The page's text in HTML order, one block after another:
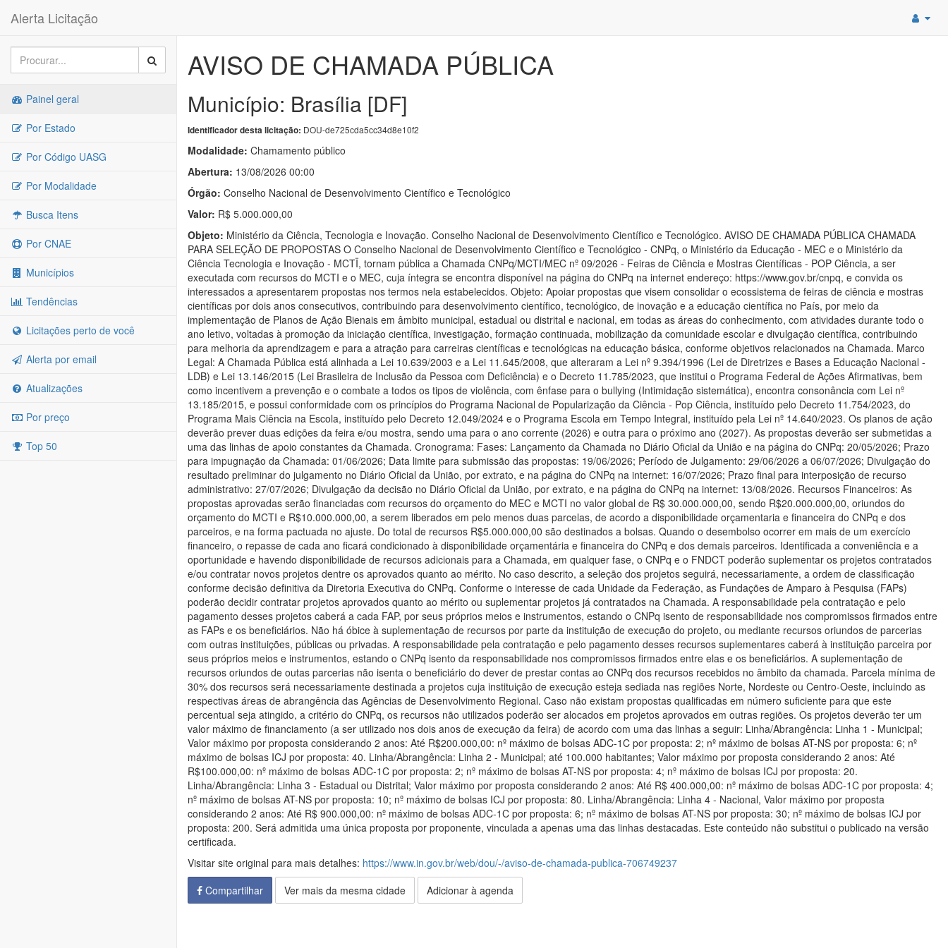
Alerta Licitação
Painel geral
Por Estado
Por Código UASG
Por Modalidade
Busca Itens
Por CNAE
Municípios
Tendências
Licitações perto de você
Alerta por email
Atualizações
Por preço
Top 50
AVISO DE CHAMADA PÚBLICA
Município: Brasília [DF]
Identificador desta licitação: DOU-de725cda5cc34d8e10f2
Modalidade: Chamamento público
Abertura: 13/08/2026 00:00
Órgão: Conselho Nacional de Desenvolvimento Científico e Tecnológico
Valor: R$ 5.000.000,00
Objeto: Ministério da Ciência, Tecnologia e Inovação. Conselho Nacional de Desenvolvimento Científico e Tecnológico. AVISO DE CHAMADA PÚBLICA CHAMADA
PARA SELEÇÃO DE PROPOSTAS O Conselho Nacional de Desenvolvimento Científico e Tecnológico - CNPq, o Ministério da Educação - MEC e o Ministério da
Ciência Tecnologia e Inovação - MCTÏ, tornam pública a Chamada CNPq/MCTI/MEC nº 09/2026 - Feiras de Ciência e Mostras Científicas - POP Ciência, a ser
executada com recursos do MCTI e o MEC, cuja íntegra se encontra disponível na página do CNPq na internet endereço: https://www.gov.br/cnpq, e convida os
interessados a apresentarem propostas nos termos nela estabelecidos. Objeto: Apoiar propostas que visem consolidar o ecossistema de feiras de ciência e mostras
científicas por dois anos consecutivos, contribuindo para desenvolvimento científico, tecnológico, de inovação e a educação científica no País, por meio da
implementação de Planos de Ação Bienais em âmbito municipal, estadual ou distrital e nacional, em todas as áreas do conhecimento, com atividades durante todo o
ano letivo, voltadas à promoção da iniciação científica, investigação, formação continuada, mobilização da comunidade escolar e divulgação científica, contribuindo
para melhoria da aprendizagem e para a atração para carreiras científicas e tecnológicas na educação básica, conforme objetivos relacionados na Chamada. Marco
Legal: A Chamada Pública está alinhada a Lei 10.639/2003 e a Lei 11.645/2008, que alteraram a Lei nº 9.394/1996 (Lei de Diretrizes e Bases a Educação Nacional -
LDB) e Lei 13.146/2015 (Lei Brasileira de Inclusão da Pessoa com Deficiência) e o Decreto 11.785/2023, que institui o Programa Federal de Ações Afirmativas, bem
como incentivem a prevenção e o combate a todos os tipos de violência, com ênfase para o bullying (Intimidação sistemática), encontra consonância com Lei nº
13.185/2015, e possui conformidade com os princípios do Programa Nacional de Popularização da Ciência - Pop Ciência, instituído pelo Decreto 11.754/2023, do
Programa Mais Ciência na Escola, instituído pelo Decreto 12.049/2024 e o Programa Escola em Tempo Integral, instituído pela Lei nº 14.640/2023. Os planos de ação
deverão prever duas edições da feira e/ou mostra, sendo uma para o ano corrente (2026) e outra para o próximo ano (2027). As propostas deverão ser submetidas a
uma das linhas de apoio constantes da Chamada. Cronograma: Fases: Lançamento da Chamada no Diário Oficial da União e na página do CNPq: 20/05/2026; Prazo
para impugnação da Chamada: 01/06/2026; Data limite para submissão das propostas: 19/06/2026; Período de Julgamento: 29/06/2026 a 06/07/2026; Divulgação do
resultado preliminar do julgamento no Diário Oficial da União, por extrato, e na página do CNPq na internet: 16/07/2026; Prazo final para interposição de recurso
administrativo: 27/07/2026; Divulgação da decisão no Diário Oficial da União, por extrato, e na página do CNPq na internet: 13/08/2026. Recursos Financeiros: As
propostas aprovadas serão financiadas com recursos do orçamento do MEC e MCTI no valor global de R$ 30.000.000,00, sendo R$20.000.000,00, oriundos do
orçamento do MCTI e R$10.000.000,00, a serem liberados em pelo menos duas parcelas, de acordo a disponibilidade orçamentaria e financeira do CNPq e dos
parceiros, e na forma pactuada no ajuste. Do total de recursos R$5.000.000,00 são destinados a bolsas. Quando o desembolso ocorrer em mais de um exercício
financeiro, o repasse de cada ano ficará condicionado à disponibilidade orçamentária e financeira do CNPq e dos demais parceiros. Identificada a conveniência e a
oportunidade e havendo disponibilidade de recursos adicionais para a Chamada, em qualquer fase, o CNPq e o FNDCT poderão suplementar os projetos contratados
e/ou contratar novos projetos dentre os aprovados quanto ao mérito. No caso descrito, a seleção dos projetos seguirá, necessariamente, a ordem de classificação
conforme decisão definitiva da Diretoria Executiva do CNPq. Conforme o interesse de cada Unidade da Federação, as Fundações de Amparo à Pesquisa (FAPs)
poderão decidir contratar projetos aprovados quanto ao mérito ou suplementar projetos já contratados na Chamada. A responsabilidade pela contratação e pelo
pagamento desses projetos caberá a cada FAP, por seus próprios meios e instrumentos, estando o CNPq isento de responsabilidade nos compromissos firmados entre
as FAPs e os beneficiários. Não há óbice à suplementação de recursos por parte da instituição de execução do projeto, ou mediante recursos oriundos de parcerias
com outras instituições, públicas ou privadas. A responsabilidade pela contratação e pelo pagamento desses recursos suplementares caberá à instituição parceira por
seus próprios meios e instrumentos, estando o CNPq isento da responsabilidade nos compromissos firmados entre elas e os beneficiários. A suplementação de
recursos oriundos de outas parcerias não isenta o beneficiário do dever de prestar contas ao CNPq dos recursos recebidos no âmbito da chamada. Parcela mínima de
30% dos recursos será necessariamente destinada a projetos cuja instituição de execução esteja sediada nas regiões Norte, Nordeste ou Centro-Oeste, incluindo as
respectivas áreas de abrangência das Agências de Desenvolvimento Regional. Caso não existam propostas qualificadas em número suficiente para que este
percentual seja atingido, a critério do CNPq, os recursos não utilizados poderão ser alocados em projetos aprovados em outras regiões. Os projetos deverão ter um
valor máximo de financiamento (a ser utilizado nos dois anos de execução da feira) de acordo com uma das linhas a seguir: Linha/Abrangência: Linha 1 - Municipal;
Valor máximo por proposta considerando 2 anos: Até R$200.000,00: nº máximo de bolsas ADC-1C por proposta: 2; nº máximo de bolsas AT-NS por proposta: 6; nº
máximo de bolsas ICJ por proposta: 40. Linha/Abrangência: Linha 2 - Municipal; até 100.000 habitantes; Valor máximo por proposta considerando 2 anos: Até
R$100.000,00: nº máximo de bolsas ADC-1C por proposta: 2; nº máximo de bolsas AT-NS por proposta: 4; nº máximo de bolsas ICJ por proposta: 20.
Linha/Abrangência: Linha 3 - Estadual ou Distrital; Valor máximo por proposta considerando 2 anos: Até R$ 400.000,00: nº máximo de bolsas ADC-1C por proposta: 4;
nº máximo de bolsas AT-NS por proposta: 10; nº máximo de bolsas ICJ por proposta: 80. Linha/Abrangência: Linha 4 - Nacional, Valor máximo por proposta
considerando 2 anos: Até R$ 900.000,00: nº máximo de bolsas ADC-1C por proposta: 6; nº máximo de bolsas AT-NS por proposta: 30; nº máximo de bolsas ICJ por
proposta: 200. Será admitida uma única proposta por proponente, vinculada a apenas uma das linhas destacadas. Este conteúdo não substitui o publicado na versão
certificada.
Visitar site original para mais detalhes: https://www.in.gov.br/web/dou/-/aviso-de-chamada-publica-706749237
Compartilhar
Ver mais da mesma cidade Adicionar à agenda